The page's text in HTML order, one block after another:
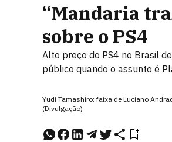
“Mandaria
sobre o PS4
Alto preço do PS4 no Brasil
público quando o assunto é
Yudi Tamashiro: faixa de Luciano
(Divulgação)